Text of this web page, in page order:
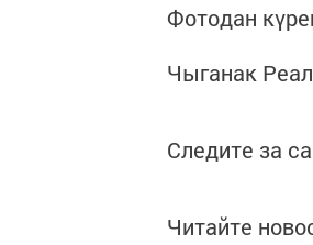
Фотодан
Чыганак
Следите за
Читайте